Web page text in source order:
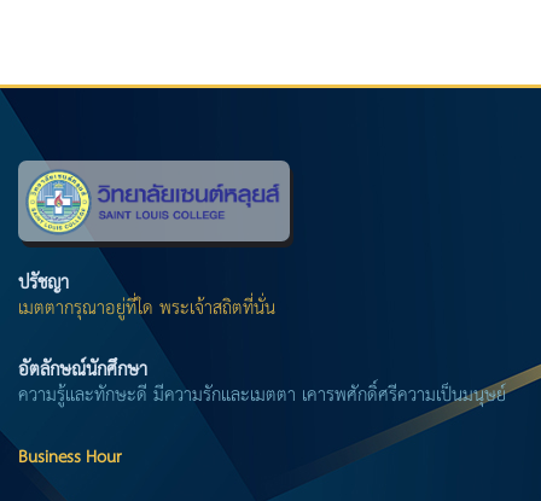
ปรัชญา
เมตตากรุณาอยู่ที่ใด พระเจ้าสถิตที่นั่น
อัตลักษณ์นักศึกษา
ความรู้และทักษะดี มีความรักและเมตตา เคารพศักดิ์ศรีความเป็นมนุษย์
Business Hour